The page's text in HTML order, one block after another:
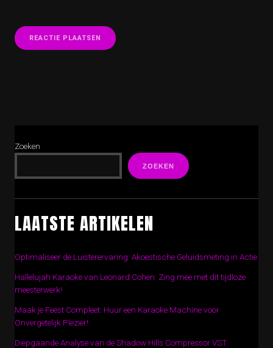
Zoeken
ZOEKEN
LAATSTE ARTIKELEN
Optimaliseer de Luisterervaring: Akoestische Geluidsmeting in Actie
Hallelujah Karaoke van Leonard Cohen: Zing mee met dit tijdloze
meesterwerk!
Maak je Feest Compleet: Huur een Karaoke Machine voor
Onvergetelijk Plezier!
Diepgaande Analyse van de Shadow Hills Compressor VST